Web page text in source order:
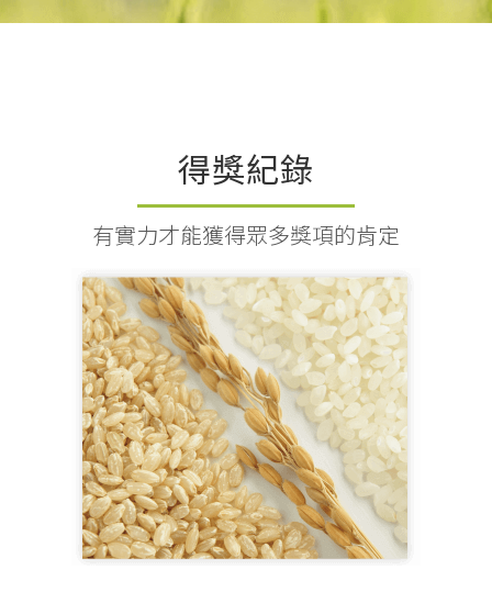
得獎紀錄
有實力才能獲得眾多獎項的肯定